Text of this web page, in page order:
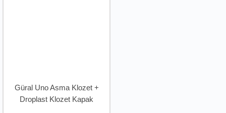
Güral Uno Asma Klozet +
Droplast Klozet Kapak